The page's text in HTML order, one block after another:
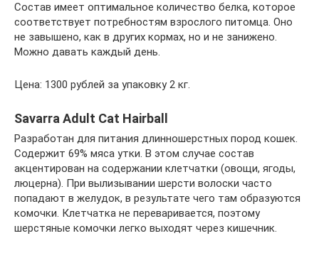
Состав имеет оптимальное количество белка, которое
соответствует потребностям взрослого питомца. Оно
не завышено, как в других кормах, но и не занижено.
Можно давать каждый день.
Цена: 1300 рублей за упаковку 2 кг.
Savarra Adult Cat Hairball
Разработан для питания длинношерстных пород кошек.
Содержит 69% мяса утки. В этом случае состав
акцентирован на содержании клетчатки (овощи, ягоды,
люцерна). При вылизывании шерсти волоски часто
попадают в желудок, в результате чего там образуются
комочки. Клетчатка не переваривается, поэтому
шерстяные комочки легко выходят через кишечник.